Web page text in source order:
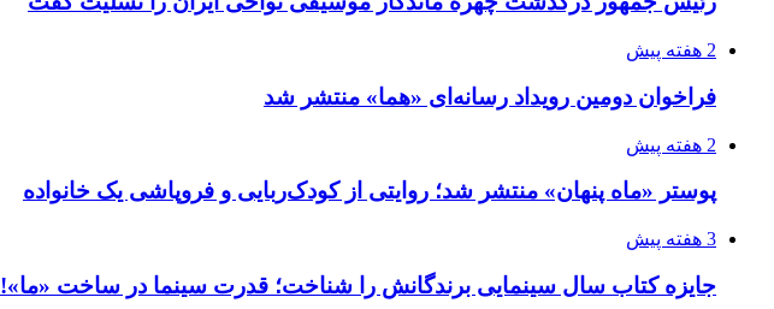
2 هفته پیش
فراخوان دومین رویداد رسانه‌ای «هما» منتشر شد
2 هفته پیش
پوستر «ماه پنهان» منتشر شد؛ روایتی از کودک‌ربایی و فروپاشی یک خانواده
3 هفته پیش
جایزه کتاب سال سینمایی برندگانش را شناخت؛ قدرت سینما در ساخت «ما»!